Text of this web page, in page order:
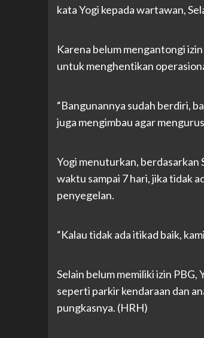
kata Yogi kepada wartawan,
Karena belum mengantongi
untuk menghentikan
“Bangunannya sudah berdiri,
juga mengimbau agar
Yogi menuturkan, berdasarkan
waktu sampai 7 hari, jika tidak
penyegelan.
“Kalau tidak ada itikad baik,
Selain belum memiliki izin
seperti parkir kendaraan dan
pungkasnya. (HRH)